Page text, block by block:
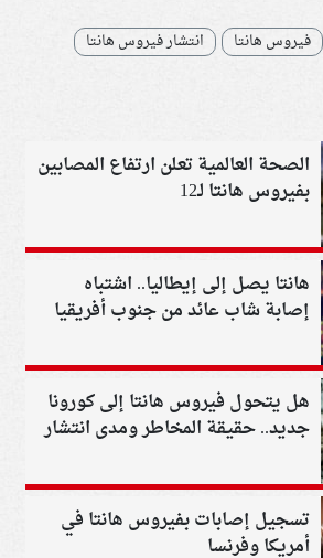
فيروس هانتا انتشار فيروس هانتا
الصحة العالمية تعلن ارتفاع المصابين
بفيروس هانتا لـ12
هانتا يصل إلى إيطاليا.. اشتباه
إصابة شاب عائد من جنوب أفريقيا
هل يتحول فيروس هانتا إلى كورونا
جديد.. حقيقة المخاطر ومدى انتشار
تسجيل إصابات بفيروس هانتا في
أمريكا وفرنسا